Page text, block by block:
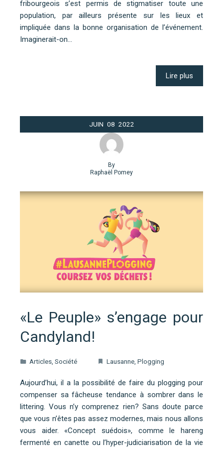
fribourgeois s’est permis de stigmatiser toute une
population, par ailleurs présente sur les lieux et
impliquée dans la bonne organisation de l’événement.
Imaginerait-on…
Lire plus
JUIN 08 2022
By
Raphaël Pomey
«Le Peuple» s’engage pour
Candyland!
Articles Société Lausanne Plogging
Aujourd’hui, il a la possibilité de faire du plogging pour
compenser sa fâcheuse tendance à sombrer dans le
littering. Vous n’y comprenez rien? Sans doute parce
que vous n’êtes pas assez modernes, mais nous allons
vous aider. «Concept suédois», comme le hareng
fermenté en canette ou l’hyper-judiciarisation de la vie